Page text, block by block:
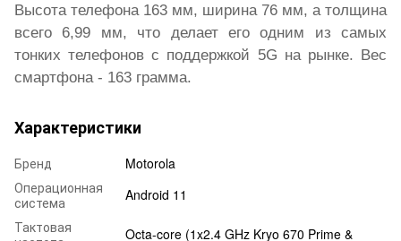
Высота телефона 163 мм, ширина 76 мм, а толщина
всего 6,99 мм, что делает его одним из самых
тонких телефонов с поддержкой 5G на рынке. Вес
смартфона - 163 грамма.
Характеристики
Бренд
Motorola
Операционная
система
Android 11
Тактовая
Octa-core (1x2.4 GHz Kryo 670 Prime &